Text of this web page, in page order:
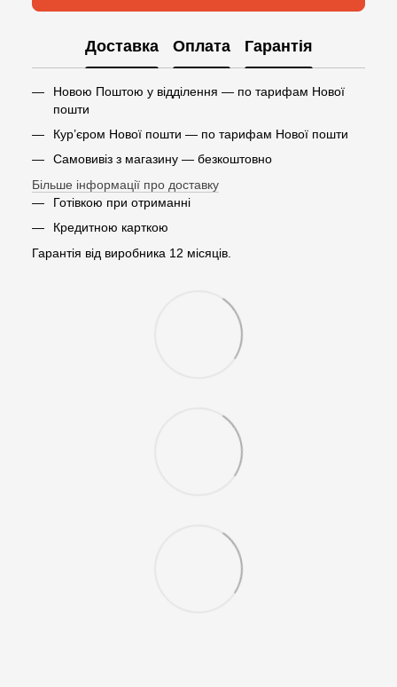
Доставка Оплата Гарантія
Новою Поштою у відділення — по тарифам Нової
пошти
Кур’єром Нової пошти — по тарифам Нової пошти
Самовивіз з магазину — безкоштовно
Більше інформації про доставку
Готівкою при отриманні
Кредитною карткою
Гарантія від виробника 12 місяців.